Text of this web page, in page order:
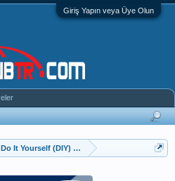
Giriş Yapın veya Üye Olun
It Yourself (DIY) Uygulamaları